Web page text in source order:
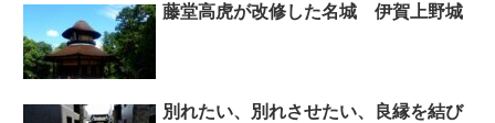
藤堂高虎が改修した名城 伊賀上野城
別れたい、別れさせたい、良縁を結び